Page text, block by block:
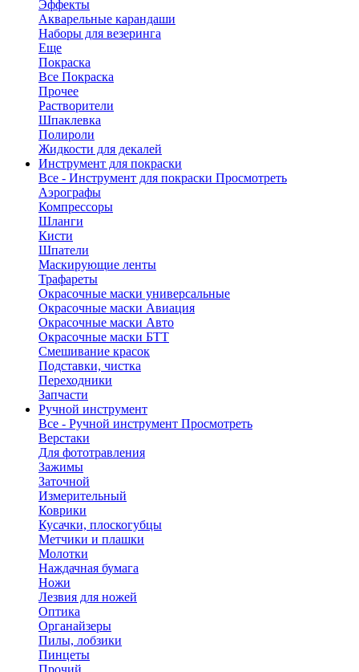
Эффекты
Акварельные карандаши
Наборы для везеринга
Еще
Покраска
Все Покраска
Прочее
Растворители
Шпаклевка
Полироли
Жидкости для декалей
Инструмент для покраски
Все - Инструмент для покраски Просмотреть
Аэрографы
Компрессоры
Шланги
Кисти
Шпатели
Маскирующие ленты
Трафареты
Окрасочные маски универсальные
Окрасочные маски Авиация
Окрасочные маски Авто
Окрасочные маски БТТ
Смешивание красок
Подставки, чистка
Переходники
Запчасти
Ручной инструмент
Все - Ручной инструмент Просмотреть
Верстаки
Для фототравления
Зажимы
Заточной
Измерительный
Коврики
Кусачки, плоскогубцы
Метчики и плашки
Молотки
Наждачная бумага
Ножи
Лезвия для ножей
Оптика
Органайзеры
Пилы, лобзики
Пинцеты
Прочий